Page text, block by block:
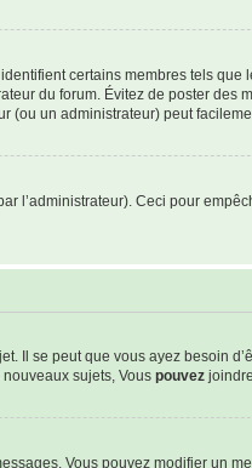
certains membres tels que
du forum. Évitez de poster des
(ou un administrateur) peut
l’administrateur). Ceci pour
Il se peut que vous ayez besoin
sujets, Vous pouvez
Vous pouvez modifier un